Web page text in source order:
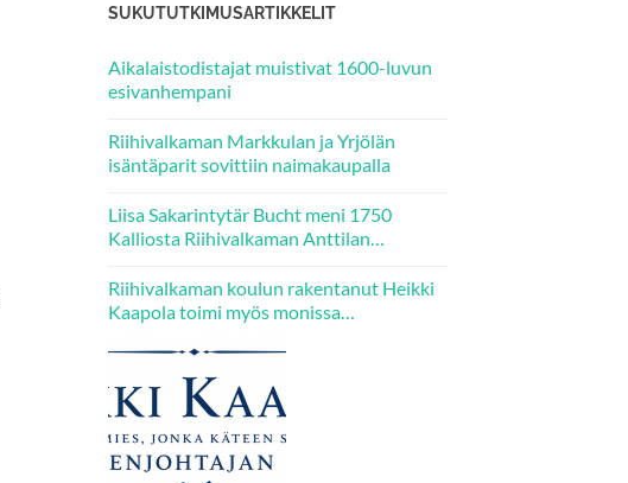
SUKUTUTKIMUSARTIKKELIT
Aikalaistodistajat muistivat 1600-luvun
esivanhempani
Riihivalkaman Markkulan ja Yrjölän
isäntäparit sovittiin naimakaupalla
Liisa Sakarintytär Bucht meni 1750
Kalliosta Riihivalkaman Anttilan
puolestaan Kallion Jaakkolan veljesten
puolisoiksi.
Riihivalkaman koulun rakentanut Heikki
Kaapola toimi myös monissa